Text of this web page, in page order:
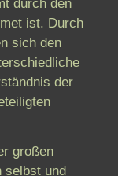
durch den
ist. Durch
sich den
der
großen
selbst und